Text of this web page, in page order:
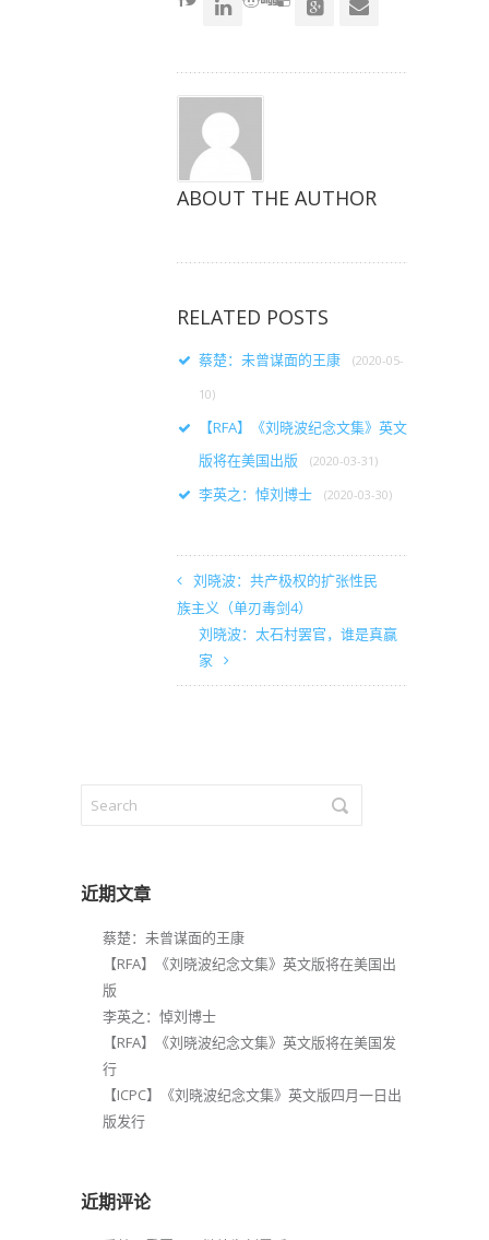
口 口 口
ABOUT THE AUTHOR
RELATED POSTS
蔡楚：未曾谋面的王康 (2020-05-
10)
【RFA】《刘晓波纪念文集》英文
版将在美国出版
(2020-03-31)
李英之：悼刘博士 (2020-03-30)
刘晓波：共产极权的扩张性民
族主义（单刃毒剑4）
刘晓波：太石村罢官，谁是真赢
家
近期文章
蔡楚：未曾谋面的王康
【RFA】《刘晓波纪念文集》英文版将在美国出
版
李英之：悼刘博士
【RFA】《刘晓波纪念文集》英文版将在美国发
行
【ICPC】《刘晓波纪念文集》英文版四月一日出
版发行
近期评论